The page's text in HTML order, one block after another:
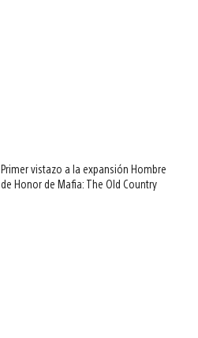
Primer vistazo a la expansión Hombre
de Honor de Mafia: The Old Country